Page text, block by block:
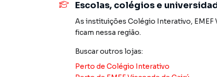
Na Imobiliária Xavier e Brito você consegue
imobiliárias tradicionais. Já vendemos e
Cidade Patriarca. Isso porque temos uma
consequência uma maior chance de vender
um time de programadores, corretores
atender proprietários e inquilinos.
Escolas, colégios e
As instituições Colégio Interativo, EMEF
ficam nessa região.
Buscar outros lojas:
Perto de Colégio Interativo